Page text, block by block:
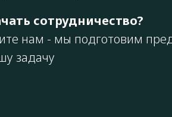
сотрудничество?
нам - мы подготовим
задачу